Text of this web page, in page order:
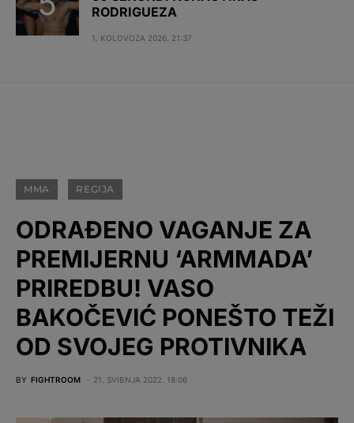
RODRIGUEZA
1. KOLOVOZA 2026. 21:37
MMA REGIJA
ODRAĐENO VAGANJE ZA
PREMIJERNU ‘ARMMADA’
PRIREDBU! VASO
BAKOČEVIĆ PONEŠTO TEŽI
OD SVOJEG PROTIVNIKA
BY FIGHTROOM 21. SVIBNJA 2022. 18:06